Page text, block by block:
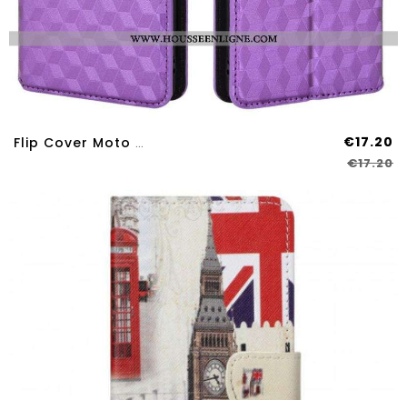
Flip Cover Moto G51 5G Effet Cuir Diamant €17.20
€17.20